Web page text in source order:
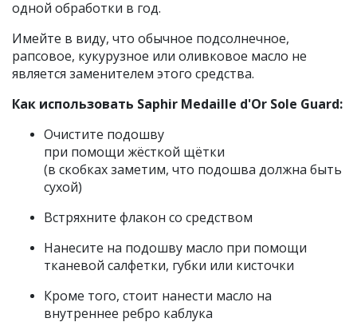
одной обработки в год.
Имейте в виду, что обычное подсолнечное,
рапсовое, кукурузное или оливковое масло не
является заменителем этого средства.
Как использовать Saphir Medaille d'Or Sole Guard:
Очистите подошву
при помощи жёсткой щётки
(в скобках заметим, что подошва должна быть
сухой)
Встряхните флакон со средством
Нанесите на подошву масло при помощи
тканевой салфетки, губки или кисточки
Кроме того, стоит нанести масло на
внутреннее ребро каблука